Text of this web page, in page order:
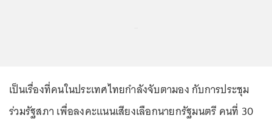
เป็นเรื่องที่คนในประเทศไทยกำลังจับตามอง กับการประชุม
ร่วมรัฐสภา เพื่อลงคะแนนเสียงเลือกนายกรัฐมนตรี คนที่ 30